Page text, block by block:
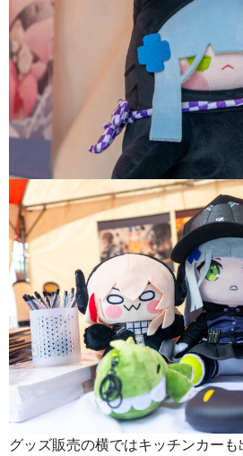
グッズ販売の横ではキッチンカー